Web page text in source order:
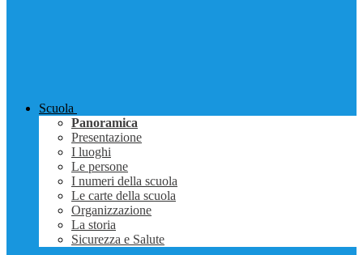
Scuola
Panoramica
Presentazione
I luoghi
Le persone
I numeri della scuola
Le carte della scuola
Organizzazione
La storia
Sicurezza e Salute